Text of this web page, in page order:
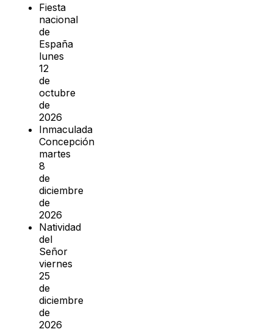
Fiesta
nacional
de
España
lunes
12
de
octubre
de
2026
Inmaculada
Concepción
martes
8
de
diciembre
de
2026
Natividad
del
Señor
viernes
25
de
diciembre
de
2026